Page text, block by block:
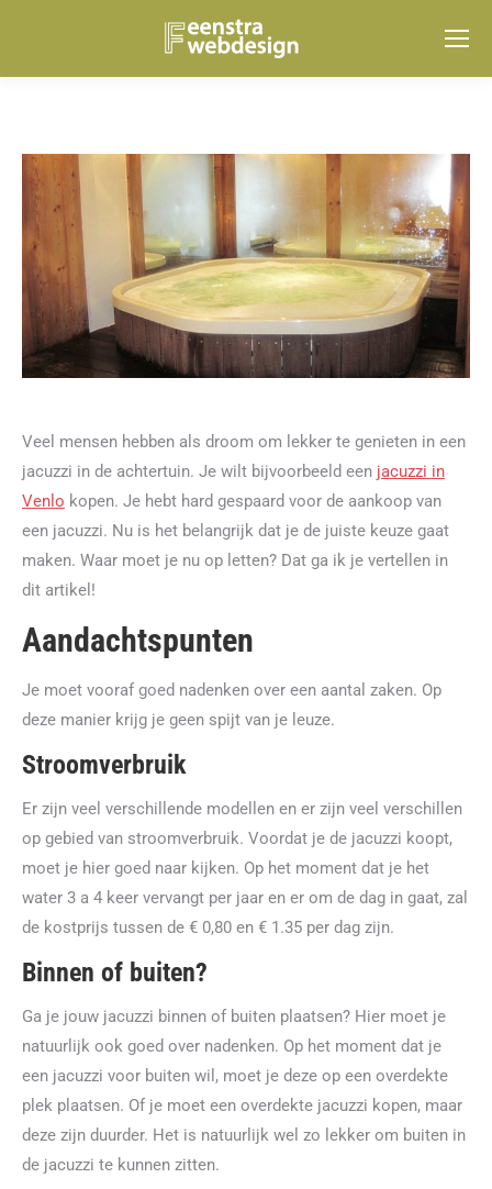
Veel mensen hebben als droom om lekker te genieten in een
jacuzzi in de achtertuin. Je wilt bijvoorbeeld een jacuzzi in
Venlo kopen. Je hebt hard gespaard voor de aankoop van
een jacuzzi. Nu is het belangrijk dat je de juiste keuze gaat
maken. Waar moet je nu op letten? Dat ga ik je vertellen in
dit artikel!
Aandachtspunten
Je moet vooraf goed nadenken over een aantal zaken. Op
deze manier krijg je geen spijt van je leuze.
Stroomverbruik
Er zijn veel verschillende modellen en er zijn veel verschillen
op gebied van stroomverbruik. Voordat je de jacuzzi koopt,
moet je hier goed naar kijken. Op het moment dat je het
water 3 a 4 keer vervangt per jaar en er om de dag in gaat, zal
de kostprijs tussen de € 0,80 en € 1.35 per dag zijn.
Binnen of buiten?
Ga je jouw jacuzzi binnen of buiten plaatsen? Hier moet je
natuurlijk ook goed over nadenken. Op het moment dat je
een jacuzzi voor buiten wil, moet je deze op een overdekte
plek plaatsen. Of je moet een overdekte jacuzzi kopen, maar
deze zijn duurder. Het is natuurlijk wel zo lekker om buiten in
de jacuzzi te kunnen zitten.